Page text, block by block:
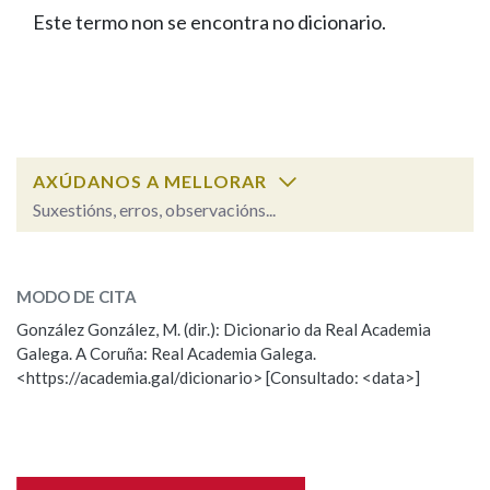
FIGURAS HOMENAXEADAS
PORTAL DAS PALABRAS
Facebook
TwitterYoutubeInstagram
Bluesky
BUSCAR NOS LEMAS
Remata por
BUSCAR NO CONTIDO
Nas definicións
Este termo non se encontra no dicionario.
AXÚDANOS A MELLORAR
Suxestións, erros, observacións...
Observación
Nome
MODO DE CITA
González González, M. (dir.): Dicionario da Real Academia
Galega. A Coruña: Real Academia Galega.
<https://academia.gal/dicionario> [Consultado: <data>]